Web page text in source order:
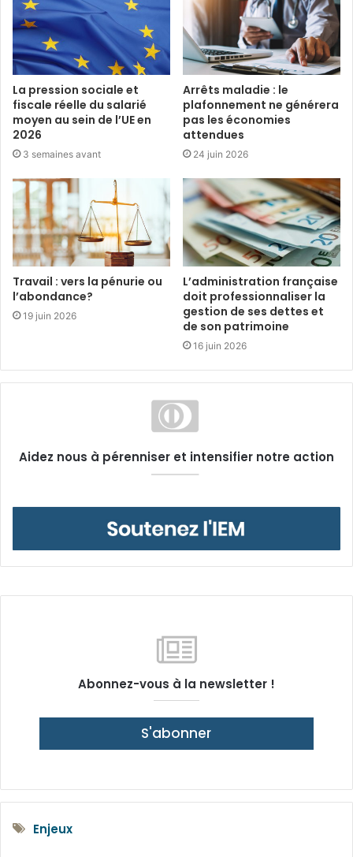
La pression sociale et
fiscale réelle du salarié
moyen au sein de l’UE en
2026
3 semaines avant
Arrêts maladie : le
plafonnement ne générera
pas les économies
attendues
24 juin 2026
Travail : vers la pénurie ou
l’abondance?
19 juin 2026
L’administration française
doit professionnaliser la
gestion de ses dettes et
de son patrimoine
16 juin 2026
Aidez nous à pérenniser et intensifier notre action
Abonnez-vous à la newsletter !
S'abonner
Enjeux